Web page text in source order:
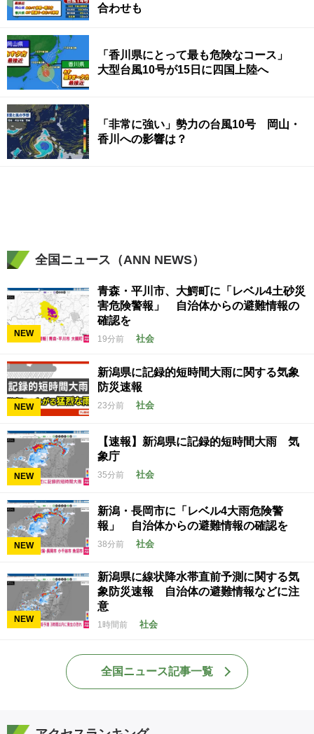
合わせも
「香川県にとって最も危険なコース」
大型台風10号が15日に四国上陸へ
「非常に強い」勢力の台風10号 岡山・
香川への影響は？
全国ニュース（ANN NEWS）
NEW
青森・平川市、大鰐町に「レベル4土砂災
害危険警報」 自治体からの避難情報の
確認を
19分前 社会
NEW
新潟県に記録的短時間大雨に関する気象
防災速報
23分前 社会
NEW
【速報】新潟県に記録的短時間大雨 気
象庁
35分前 社会
NEW
新潟・長岡市に「レベル4大雨危険警
報」 自治体からの避難情報の確認を
38分前 社会
NEW
新潟県に線状降水帯直前予測に関する気
象防災速報 自治体の避難情報などに注
意
1時間前 社会
全国ニュース記事一覧